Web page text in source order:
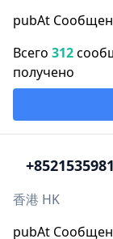
pubAt
Всего 312
получено
+852
香港 HK
pubAt